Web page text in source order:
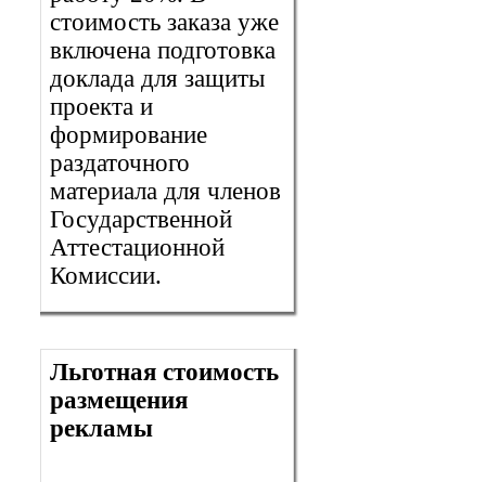
стоимость заказа уже
включена подготовка
доклада для защиты
проекта и
формирование
раздаточного
материала для членов
Государственной
Аттестационной
Комиссии.
Льготная стоимость
размещения
рекламы